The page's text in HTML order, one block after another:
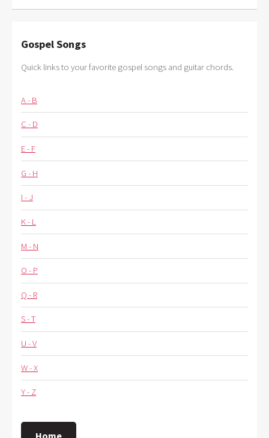
Gospel Songs
Quick links to your favorite gospel songs and guitar chords.
A - B
C - D
E - F
G - H
I - J
K - L
M - N
O - P
Q - R
S - T
U - V
W - X
Y - Z
Home